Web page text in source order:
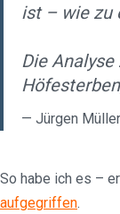
ist – wie zu
Die
— Jürgen
So habe ich es –
aufgegriffen.